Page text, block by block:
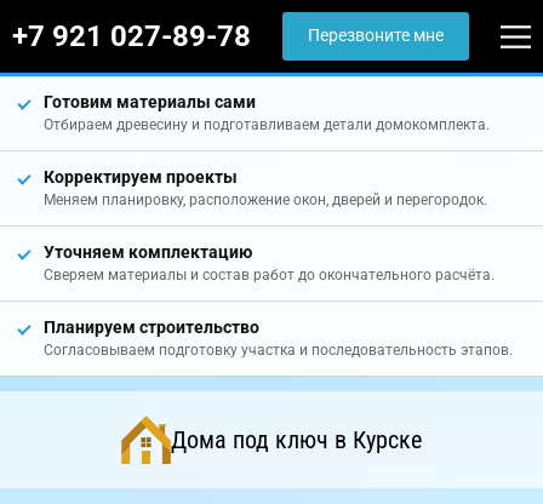
+7 921 027-89-78 Перезвоните мне
Готовим материалы сами
Отбираем древесину и подготавливаем детали домокомплекта.
Корректируем проекты
Меняем планировку, расположение окон, дверей и перегородок.
Уточняем комплектацию
Сверяем материалы и состав работ до окончательного расчёта.
Планируем строительство
Согласовываем подготовку участка и последовательность этапов.
Дома под ключ в Курске